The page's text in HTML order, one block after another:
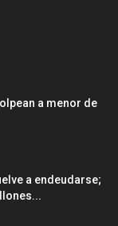
a menor de
a endeudarse;